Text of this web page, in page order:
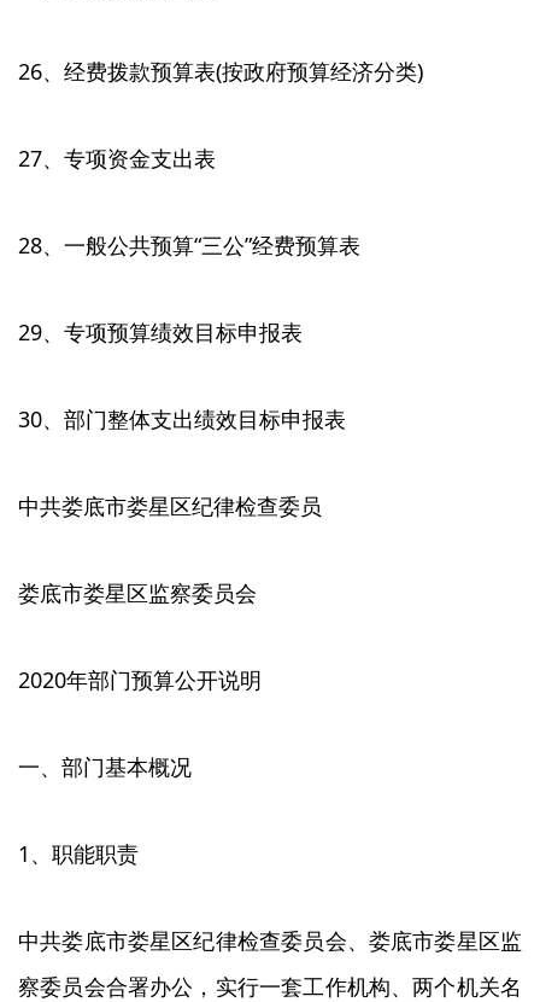
26、经费拨款预算表(按政府预算经济分类)
27、专项资金支出表
28、一般公共预算“三公”经费预算表
29、专项预算绩效目标申报表
30、部门整体支出绩效目标申报表
中共娄底市娄星区纪律检查委员
娄底市娄星区监察委员会
2020年部门预算公开说明
一、部门基本概况
1、职能职责
中共娄底市娄星区纪律检查委员会、娄底市娄星区监
察委员会合署办公，实行一套工作机构、两个机关名